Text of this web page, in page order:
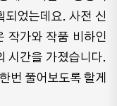
었는데요. 사전 신
작가와 작품 비하인
시간을 가졌습니다.
번 풀어보도록 할게